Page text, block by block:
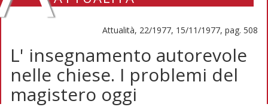
Attualità, 22/1977, 15/11/1977, pag. 508
L' insegnamento autorevole
nelle chiese. I problemi del
magistero oggi